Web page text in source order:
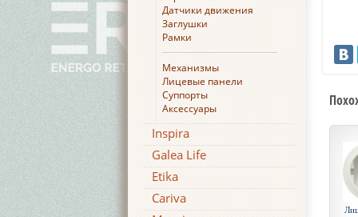
Датчики движения
Заглушки
Рамки
Механизмы
Лицевые панели
Суппорты
Аксессуары
Inspira
Galea Life
Etika
Cariva